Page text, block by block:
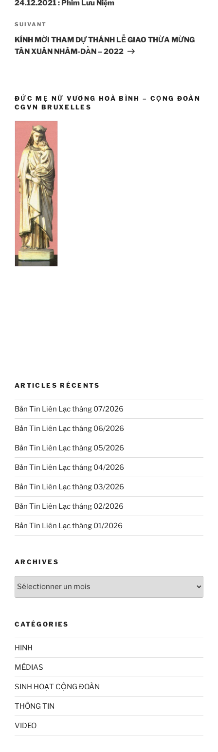
24.12.2021 : Phim Lưu Niệm
Article
suivant
SUIVANT
KÍNH MỜI THAM DỰ THÁNH LỄ GIAO THỪA MỪNG
TÂN XUÂN NHÂM-DẦN – 2022
ĐỨC MẸ NỮ VƯƠNG HOÀ BÌNH – CỘNG ĐOÀN
CGVN BRUXELLES
ARTICLES RÉCENTS
Bản Tin Liên Lạc tháng 07/2026
Bản Tin Liên Lạc tháng 06/2026
Bản Tin Liên Lạc tháng 05/2026
Bản Tin Liên Lạc tháng 04/2026
Bản Tin Liên Lạc tháng 03/2026
Bản Tin Liên Lạc tháng 02/2026
Bản Tin Liên Lạc tháng 01/2026
ARCHIVES
Archives
CATÉGORIES
HINH
MÉDIAS
SINH HOẠT CỘNG ĐOÀN
THÔNG TIN
VIDEO